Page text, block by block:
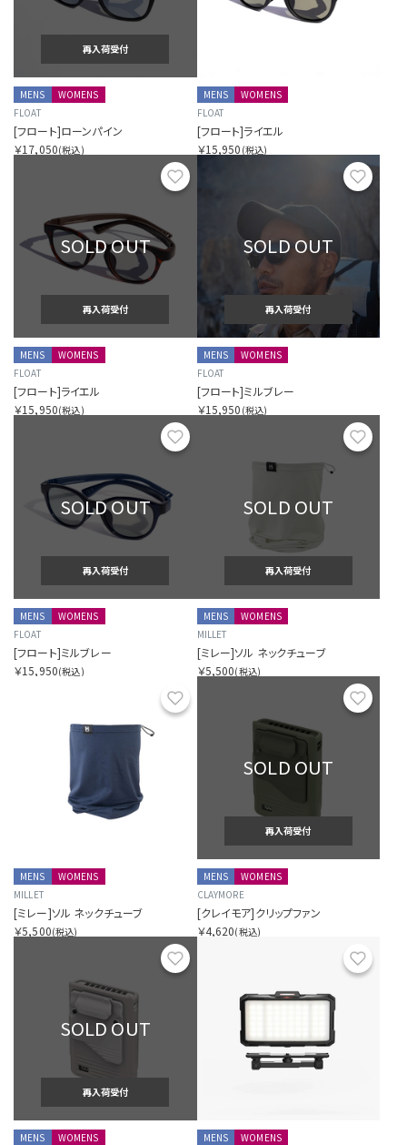
再入荷受付
MENS
WOMENS
FLOAT
[フロート]ローンパイン
￥17,050(税込)
MENS
WOMENS
FLOAT
[フロート]ライエル
￥15,950 (税込)
お気に入り
SOLD OUT
再入荷受付
MENS
WOMENS
FLOAT
[フロート]ライエル
￥15,950(税込)
SOLD OUT
再入荷受付
MENS
WOMENS
FLOAT
[フロート]ミルブレー
￥15,950 (税込)
お気に入り
SOLD OUT
再入荷受付
MENS
WOMENS
FLOAT
[フロート]ミルブレー
￥15,950(税込)
SOLD OUT
再入荷受付
MENS
WOMENS
MILLET
[ミレー]ソル ネックチューブ
￥5,500(税込)
お気に入り
MENS
WOMENS
MILLET
[ミレー]ソル ネックチューブ
￥5,500(税込)
SOLD OUT
再入荷受付
MENS
WOMENS
CLAYMORE
[クレイモア]クリップファン
￥4,620(税込)
お気に入り
SOLD OUT
再入荷受付
MENS
WOMENS
MENS
WOMENS